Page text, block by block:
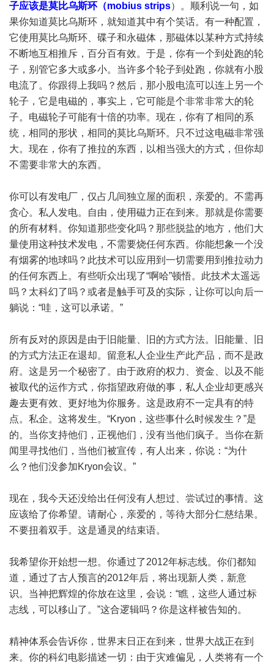
子应该是莫比乌斯环（mobius strips）。顺利说一句，如
果你知道莫比乌斯环，就知道其中有个笑话。有一种配置，
它使用莫比乌斯环、碟子和永磁体，那磁体以某种方式持续
不断地互相推斥，百分百有效。于是，你有一个到处跑的轮
子，别管它多大或多小。当许多个轮子到处跑，你就有小股
电流了。你跟得上我吗？然后，那小股电流可以连上另一个
轮子，它是电磁的，事实上，它可能是个非常非常大的轮
子。电磁轮子可能有十倍的功率。现在，你有了相同的系
统，相同的形状，相同的莫比乌斯环。只不过这电磁非常强
大。现在，你有了推拉的东西，以相当强大的方式，但你却
不需要非常大的东西。
你可以有发电厂，仅占几间独立屋的面积，亲爱的。不需再
贪心。私人发电。自由，使用磁力正在到来。那就是你需要
的所有材料。你知道那些变化吗？那些脱盐的地方，他们大
量使用这种技术发电，不需要烧任何东西。你能想象一个没
有烟雾的地球吗？此技术可以应用到一切需要用到推拉动力
的任何东西上。有些听众出现了“啊哈”顿悟。此技术太遥远
吗？太科幻了吗？或者是触手可及的实际，让你可以向后一
躺说：“哇，这可以承诺。”
所有反对的原因是由于旧能量、旧的方式方法。旧能量、旧
的方式方法正在退却。留意私人企业生产此产品，而不是政
府。这是另一个秘密了。由于政府的权力、资金、以及不能
被取代的运作方式，你指望政府做的事，私人企业却更感兴
趣去更有效、更好地为你服务。这是政府不一定具有的特
点。私企。这将发生。“Kryon，这些事什么时候发生？”是
的。当你支持他们，正视他们，没有当他们疯子。当你在新
闻里寻找他们，当他们被宣传，有人出来，你说：“为什
么？他们没参加Kryon会议。”
现在，我今天还没给出任何没有人想过、尝试过的事情。这
应该给了你希望。请耐心，亲爱的，等待大部分仁慈结果。
不要扭着双手。这是通灵的结束语。
我希望你开始想一想。你通过了2012年标志线。你们都知
道，通过了古人预言的2012年后，将出现新人类，新意
识。当神把辉煌的你放在这里，会说：“瞧，这些人通过标
志线，可以移山了。”这合逻辑吗？你是这样被告知的。
精神体系会告诉你，世界末日正在到来，世界大战正在到
来。你的科幻电影描述一切：由于灾难偏见，人类将有一个